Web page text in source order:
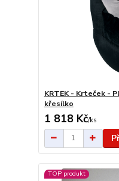
KRTEK - Krteček -
křesílko
1 818 Kč/ks
TOP produkt